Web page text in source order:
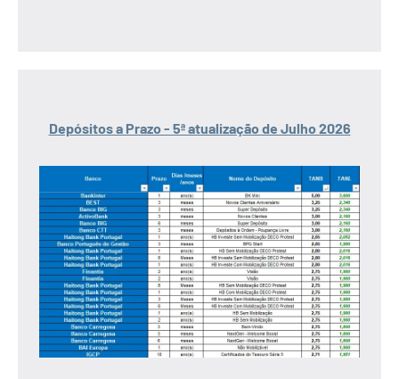
Depósitos a Prazo - 5ª atualização de Julho 2026